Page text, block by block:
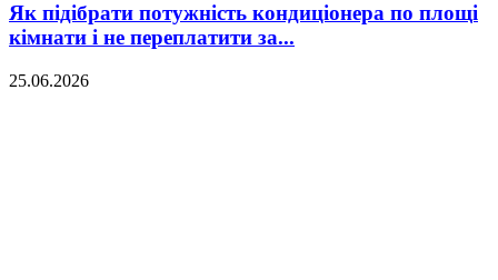
Як підібрати потужність кондиціонера по площі
кімнати і не переплатити за...
25.06.2026